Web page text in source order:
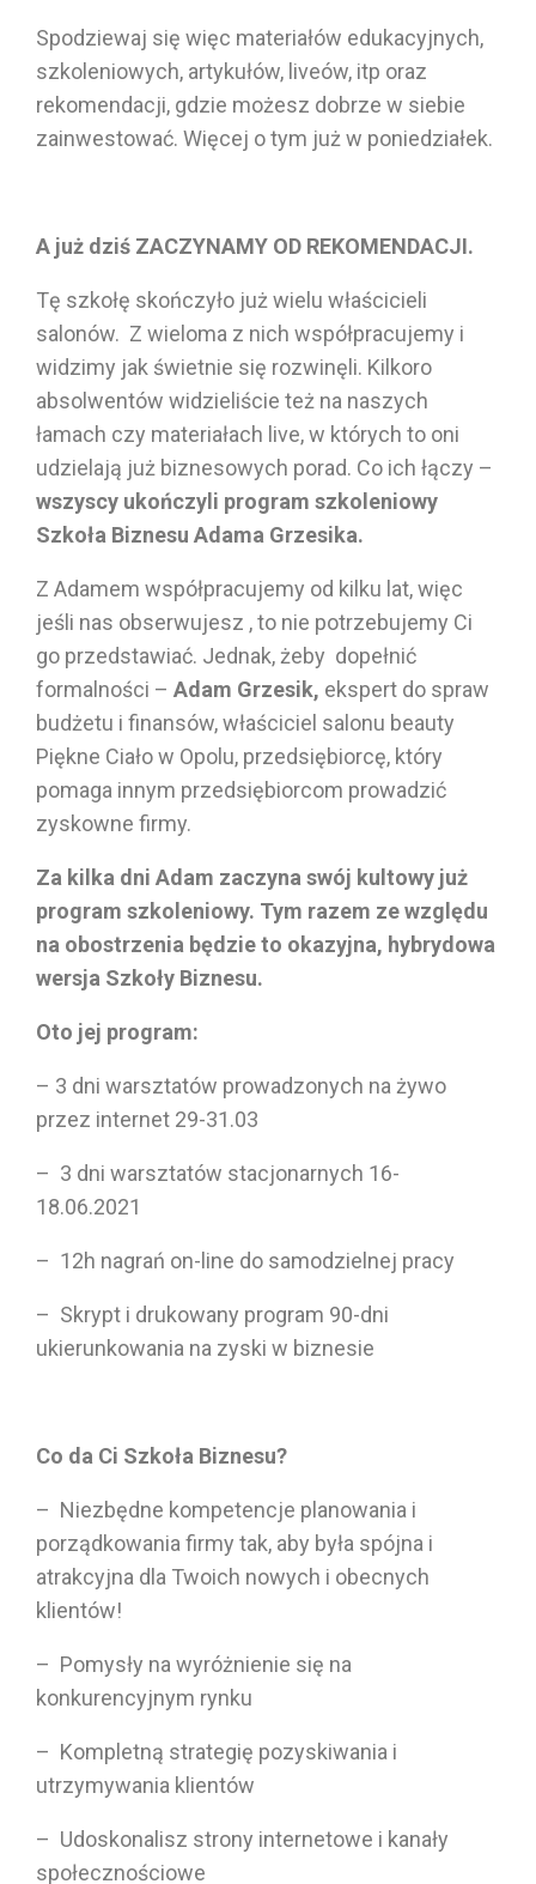
Spodziewaj się więc materiałów edukacyjnych,
szkoleniowych, artykułów, liveów, itp oraz
rekomendacji, gdzie możesz dobrze w siebie
zainwestować. Więcej o tym już w poniedziałek.
A już dziś ZACZYNAMY OD REKOMENDACJI.
Tę szkołę skończyło już wielu właścicieli
salonów. Z wieloma z nich współpracujemy i
widzimy jak świetnie się rozwinęli. Kilkoro
absolwentów widzieliście też na naszych
łamach czy materiałach live, w których to oni
udzielają już biznesowych porad. Co ich łączy –
wszyscy ukończyli program szkoleniowy
Szkoła Biznesu Adama Grzesika.
Z Adamem współpracujemy od kilku lat, więc
jeśli nas obserwujesz , to nie potrzebujemy Ci
go przedstawiać. Jednak, żeby dopełnić
formalności – Adam Grzesik, ekspert do spraw
budżetu i finansów, właściciel salonu beauty
Piękne Ciało w Opolu, przedsiębiorcę, który
pomaga innym przedsiębiorcom prowadzić
zyskowne firmy.
Za kilka dni Adam zaczyna swój kultowy już
program szkoleniowy. Tym razem ze względu
na obostrzenia będzie to okazyjna, hybrydowa
wersja Szkoły Biznesu.
Oto jej program:
– 3 dni warsztatów prowadzonych na żywo
przez internet 29-31.03
– 3 dni warsztatów stacjonarnych 16-
18.06.2021
– 12h nagrań on-line do samodzielnej pracy
– Skrypt i drukowany program 90-dni
ukierunkowania na zyski w biznesie
Co da Ci Szkoła Biznesu?
– Niezbędne kompetencje planowania i
porządkowania firmy tak, aby była spójna i
atrakcyjna dla Twoich nowych i obecnych
klientów!
– Pomysły na wyróżnienie się na
konkurencyjnym rynku
– Kompletną strategię pozyskiwania i
utrzymywania klientów
– Udoskonalisz strony internetowe i kanały
społecznościowe